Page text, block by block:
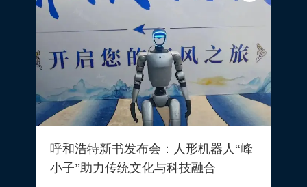
呼和浩特新书发布会：人形机器人“峰
小子”助力传统文化与科技融合